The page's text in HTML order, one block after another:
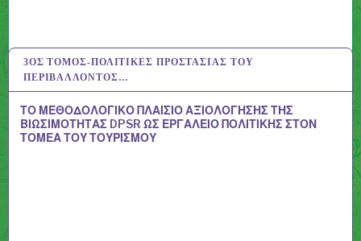
3ΟΣ ΤΌΜΟΣ-ΠΟΛΙΤΙΚΈΣ ΠΡΟΣΤΑΣΊΑΣ ΤΟΥ
ΠΕΡΙΒΆΛΛΟΝΤΟΣ…
ΤΟ ΜΕΘΟΔΟΛΟΓΙΚΟ ΠΛΑΙΣΙΟ ΑΞΙΟΛΟΓΗΣΗΣ ΤΗΣ
ΒΙΩΣΙΜΟΤΗΤΑΣ DPSR ΩΣ ΕΡΓΑΛΕΙΟ ΠΟΛΙΤΙΚΗΣ ΣΤΟΝ
ΤΟΜΕΑ ΤΟΥ ΤΟΥΡΙΣΜΟΥ
13 ΑΥΓ 2020